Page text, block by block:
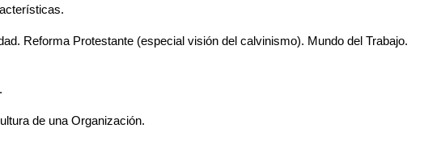
Reforma Protestante (especial visión del calvinismo). Mundo del Trabajo.
de una Organización.